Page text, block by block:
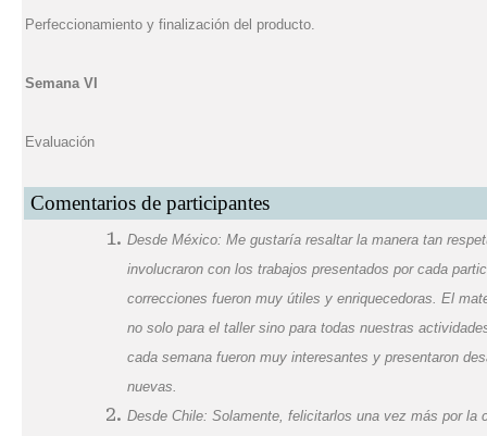
Perfeccionamiento y finalización del producto.
Semana VI
Evaluación
Comentarios de participantes
Desde México: Me gustaría resaltar la manera tan
involucraron con los trabajos presentados por cada
correcciones fueron muy útiles y enriquecedoras. El
no solo para el taller sino para todas nuestras
cada semana fueron muy interesantes y presentaron
nuevas.
Desde Chile: Solamente, felicitarlos una vez más por la